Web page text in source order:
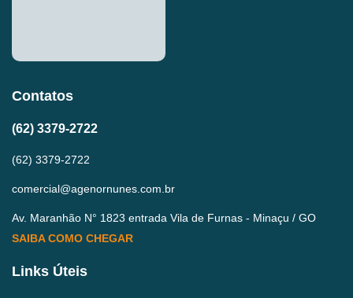
Contatos
(62) 3379-2722
(62) 3379-2722
comercial@agenornunes.com.br
Av. Maranhão N° 1823 entrada Vila de Furnas - Minaçu / GO
SAIBA COMO CHEGAR
Links Úteis